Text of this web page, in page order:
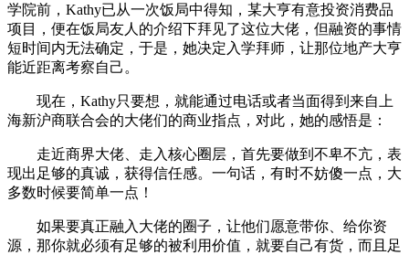
学院前，Kathy已从一次饭局中得知，某大亨有意投资消费品
项目，便在饭局友人的介绍下拜见了这位大佬，但融资的事情
短时间内无法确定，于是，她决定入学拜师，让那位地产大亨
能近距离考察自己。
现在，Kathy只要想，就能通过电话或者当面得到来自上
海新沪商联合会的大佬们的商业指点，对此，她的感悟是：
走近商界大佬、走入核心圈层，首先要做到不卑不亢，表
现出足够的真诚，获得信任感。一句话，有时不妨傻一点，大
多数时候要简单一点！
如果要真正融入大佬的圈子，让他们愿意带你、给你资
源，那你就必须有足够的被利用价值，就要自己有货，而且足